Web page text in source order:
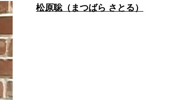
松原聡（まつばら さとる）